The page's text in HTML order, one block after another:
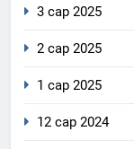
3 сар 2025
2 сар 2025
1 сар 2025
12 сар 2024